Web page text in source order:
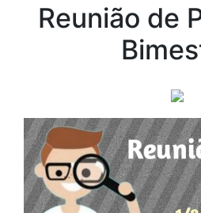
Reunião de